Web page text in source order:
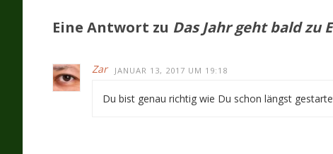
Eine Antwort zu Das Jahr geht bald
Zar JANUAR 13, 2017 UM 19:18
Du bist genau richtig wie Du schon längst